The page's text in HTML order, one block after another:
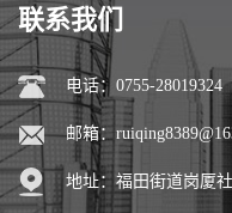
联系我们
电话：0755-28019324
邮箱：
地址：福田街道岗厦